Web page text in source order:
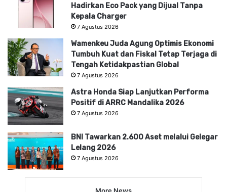
Hadirkan Eco Pack yang Dijual Tanpa
Kepala Charger
7 Agustus 2026
Wamenkeu Juda Agung Optimis Ekonomi
Tumbuh Kuat dan Fiskal Tetap Terjaga di
Tengah Ketidakpastian Global
7 Agustus 2026
Astra Honda Siap Lanjutkan Performa
Positif di ARRC Mandalika 2026
7 Agustus 2026
BNI Tawarkan 2.600 Aset melalui Gelegar
Lelang 2026
7 Agustus 2026